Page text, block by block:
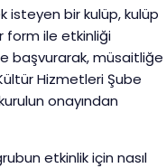
isteyen bir kulüp, kulüp
form ile etkinliği
başvurarak, müsaitliğe
Hizmetleri Şube
onayından
etkinlik için nasıl